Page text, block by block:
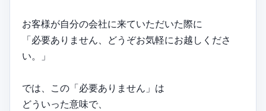
お客様が自分の会社に来ていただいた際に
「必要ありません、どうぞお気軽にお越しくださ
い。」
では、この「必要ありません」は
どういった意味で、